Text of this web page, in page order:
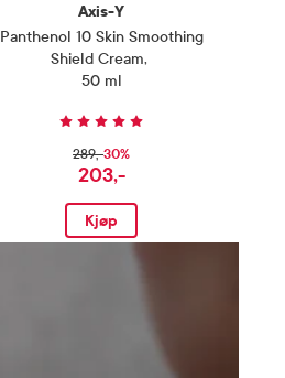
Axis-Y
Panthenol 10 Skin Smoothing
Shield Cream,
50 ml
289,-30%
203,-
Kjøp